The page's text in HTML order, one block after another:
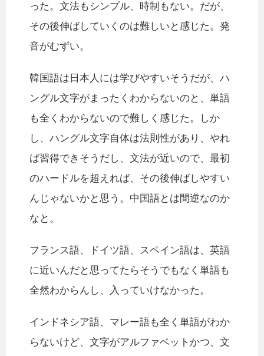
った。文法もシンプル、時制もない。だが、
その後伸ばしていくのは難しいと感じた。発
音がむずい。
韓国語は日本人には学びやすいそうだが、ハ
ングル文字がまったくわからないのと、単語
も全くわからないので難しく感じた。しか
し、ハングル文字自体は法則性があり、やれ
ば習得できそうだし、文法が近いので、最初
のハードルを超えれば、その後伸ばしやすい
んじゃないかと思う。中国語とは間逆なのか
なと。
フランス語、ドイツ語、スペイン語は、英語
に近いんだと思ってたらそうでもなく単語も
全然わからんし、入っていけなかった。
インドネシア語、マレー語も全く単語がわか
らないけど、文字がアルファベットかつ、文